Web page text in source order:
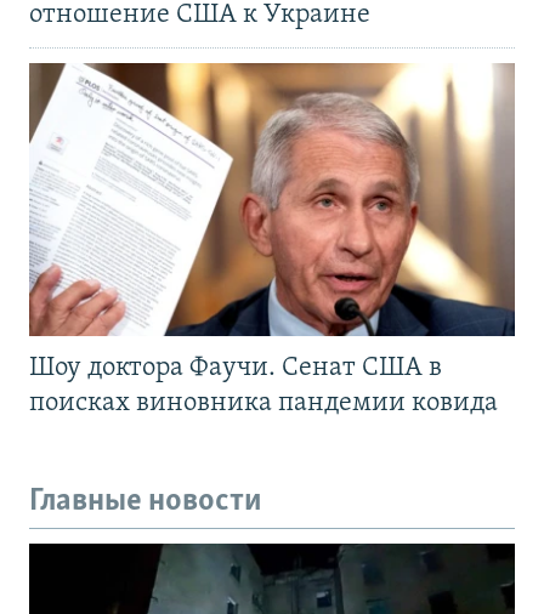
отношение США к Украине
Шоу доктора Фаучи. Сенат США в
поисках виновника пандемии ковида
Главные новости